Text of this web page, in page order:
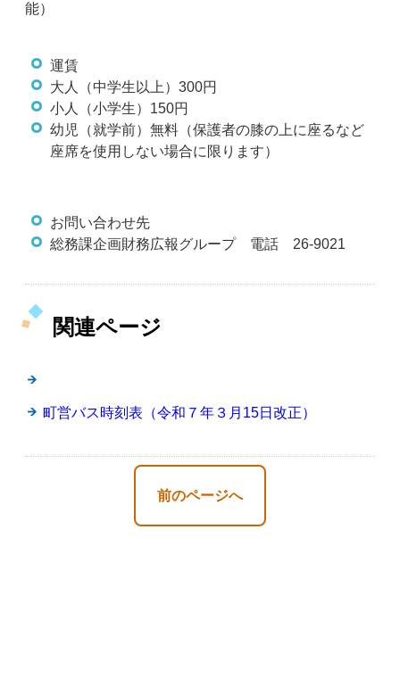
能）
運賃
大人（中学生以上）300円
小人（小学生）150円
幼児（就学前）無料（保護者の膝の上に座るなど
座席を使用しない場合に限ります）
お問い合わせ先
総務課企画財務広報グループ 電話 26-9021
関連ページ
町営バス時刻表（令和７年３月15日改正）
前のページへ